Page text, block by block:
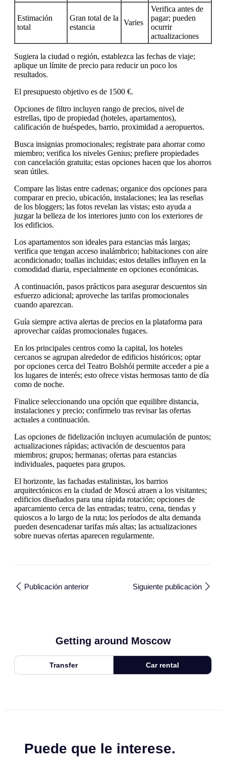
Estimación
total
Gran total de la
estancia
Varies
Verifica antes de
pagar; pueden
ocurrir
actualizaciones
Sugiera la ciudad o región, establezca las fechas de viaje;
aplique un límite de precio para reducir un poco los
resultados.
El presupuesto objetivo es de 1500 €.
Opciones de filtro incluyen rango de precios, nivel de
estrellas, tipo de propiedad (hoteles, apartamentos),
calificación de huéspedes, barrio, proximidad a aeropuertos.
Busca insignias promocionales; regístrate para ahorrar como
miembro; verifica los niveles Genius; prefiere propiedades
con cancelación gratuita; estas opciones hacen que los ahorros
sean útiles.
Compare las listas entre cadenas; organice dos opciones para
comparar en precio, ubicación, instalaciones; lea las reseñas
de los bloggers; las fotos revelan las vistas; esto ayuda a
juzgar la belleza de los interiores junto con los exteriores de
los edificios.
Los apartamentos son ideales para estancias más largas;
verifica que tengan acceso inalámbrico; habitaciones con aire
acondicionado; toallas incluidas; estos detalles influyen en la
comodidad diaria, especialmente en opciones económicas.
A continuación, pasos prácticos para asegurar descuentos sin
esfuerzo adicional; aproveche las tarifas promocionales
cuando aparezcan.
Guía siempre activa alertas de precios en la plataforma para
aprovechar caídas promocionales fugaces.
En los principales centros como la capital, los hoteles
cercanos se agrupan alrededor de edificios históricos; optar
por opciones cerca del Teatro Bolshói permite acceder a pie a
los lugares de interés; esto ofrece vistas hermosas tanto de día
como de noche.
Finalice seleccionando una opción que equilibre distancia,
instalaciones y precio; confírmelo tras revisar las ofertas
actuales a continuación.
Las opciones de fidelización incluyen acumulación de puntos;
actualizaciones rápidas; activación de descuentos para
miembros; grupos; hermanas; ofertas para estancias
individuales, paquetes para grupos.
El horizonte, las fachadas estalinistas, los barrios
arquitectónicos en la ciudad de Moscú atraen a los visitantes;
edificios diseñados para una rápida rotación; opciones de
aparcamiento cerca de las entradas; teatro, cena, tiendas y
quioscos a lo largo de la ruta; los períodos de alta demanda
pueden desencadenar tarifas más altas; las actualizaciones
sobre nuevas ofertas aparecen regularmente.
Publicación anterior Siguiente publicación
Getting around Moscow
Transfer Car rental
Puede que le interese.